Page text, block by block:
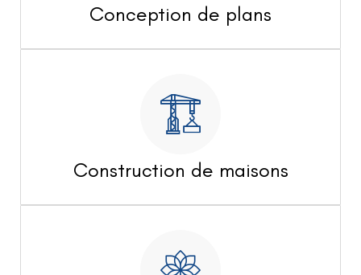
Conception de plans
Construction de maisons